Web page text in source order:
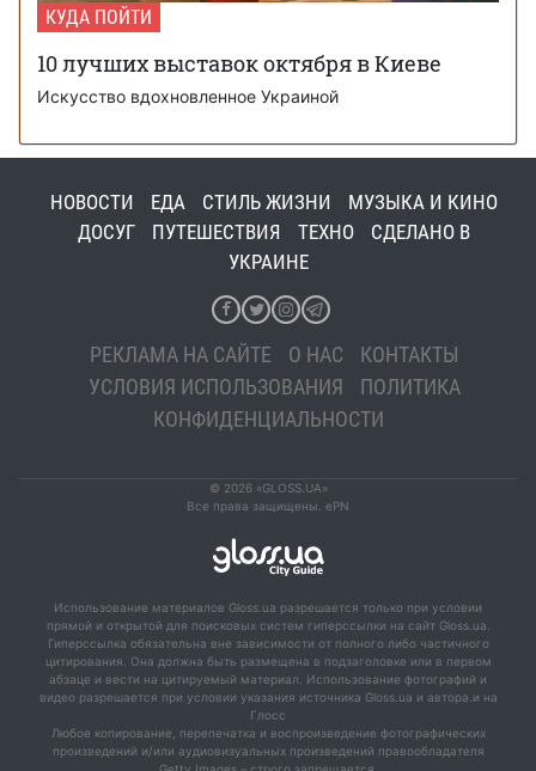
КУДА ПОЙТИ
10 лучших выставок октября в Киеве
Искусство вдохновленное Украиной
НОВОСТИ ЕДА СТИЛЬ ЖИЗНИ
МУЗЫКА И КИНО
ДОСУГ
ПУТЕШЕСТВИЯ ТЕХНО
СДЕЛАНО В
УКРАИНЕ
РЕКЛАМА НА САЙТЕ О НАС
КОНТАКТЫ
УСЛОВИЯ ИСПОЛЬЗОВАНИЯ
ПОЛИТИКА
КОНФИДЕНЦИАЛЬНОСТИ
© 2026 «GLOSS.UA»
Все права защищены. ePN
Использование материалов Gloss.ua разрешается только при условии
прямой и открытой для поисковых систем гиперссылки на сайт Gloss.ua.
Гиперссылка обязательна вне зависимости от полного либо частичного
цитирования. Она должна быть размещена в подзаголовке или в первом
абзаце и вести на цитируемый материал. Использование фотографий и
видео разрешается при условии указания источника Gloss.ua и автора.и на
Глосс
Любое копирование, перепечатка и воспроизведение фотографических
произведений и/или аудиовизуальных произведений правообладателя
Getty Images – строго запрещается.